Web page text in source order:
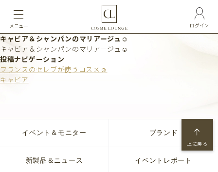
ログイン
メニュー
キャビア＆シャンパンのマリアージュ☺︎
キャビア＆シャンパンのマリアージュ☺︎
投稿ナビゲーション
フランスのセレブが使うコスメ☺︎
キャビア
上に戻る
イベント＆モニター ブランド
新製品＆ニュース イベントレポート